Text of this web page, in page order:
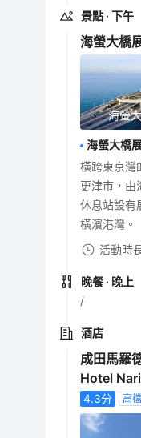
景點 · 下午
海螢大橋
海螢
海螢大橋
橫跨東京灣
更津市，由
休息站設有
橫濱港灣。
活動時
晚餐 · 晚上
/
酒店
成田馬羅
Hotel
4.3分 高